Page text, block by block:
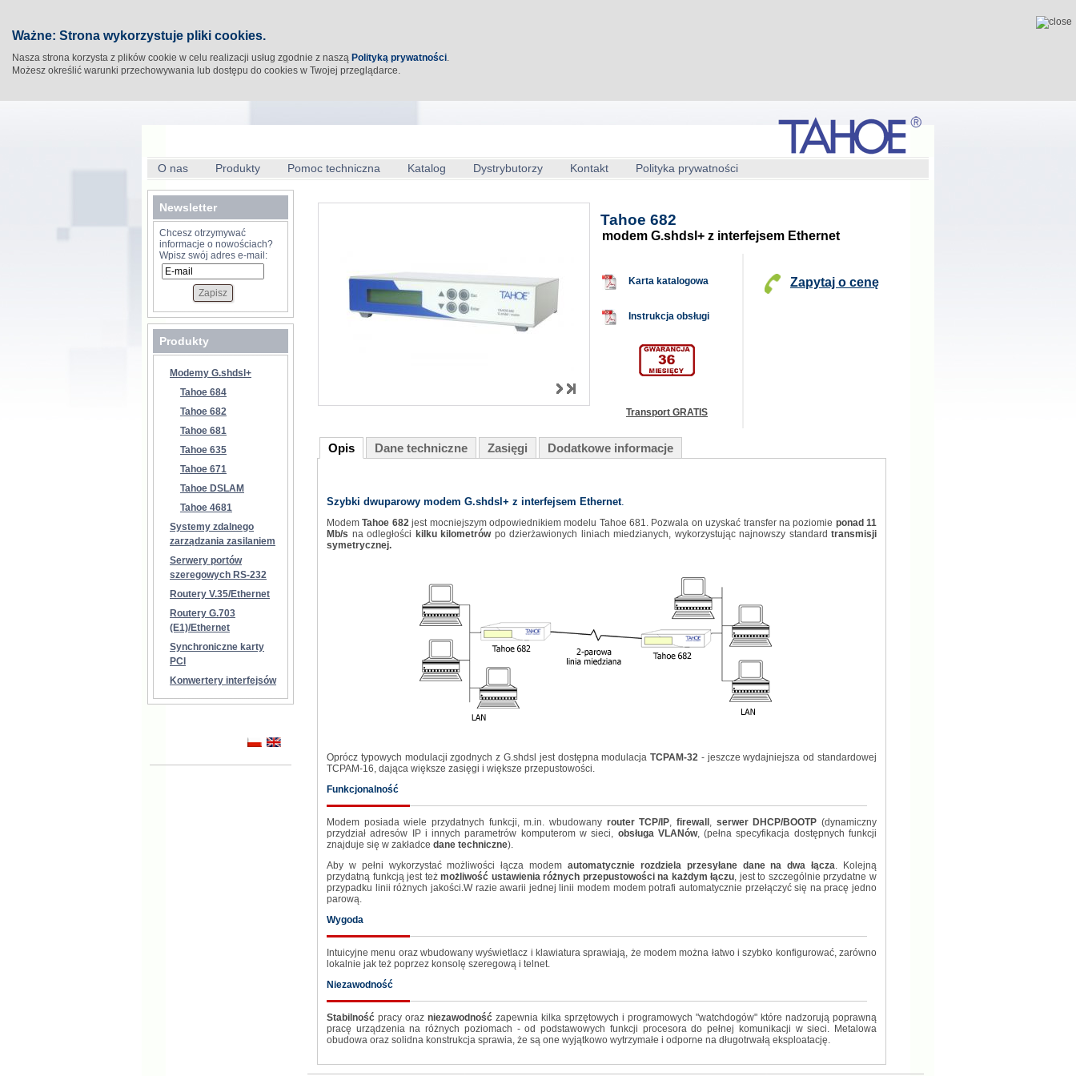
Ważne: Strona wykorzystuje pliki cookies.
Nasza strona korzysta z plików cookie w celu realizacji usług zgodnie z naszą Polityką prywatności.
Możesz określić warunki przechowywania lub dostępu do cookies w Twojej przeglądarce.
O nas Produkty Pomoc techniczna Katalog Dystrybutorzy Kontakt Polityka prywatności
Newsletter
Chcesz otrzymywać
informacje o nowościach?
Wpisz swój adres e-mail:
Produkty
Modemy G.shdsl+
Tahoe 684
Tahoe 682
Tahoe 681
Tahoe 635
Tahoe 671
Tahoe DSLAM
Tahoe 4681
Systemy zdalnego
zarządzania zasilaniem
Serwery portów
szeregowych RS-232
Routery V.35/Ethernet
Routery G.703
(E1)/Ethernet
Synchroniczne karty
PCI
Konwertery interfejsów
Tahoe 682
modem G.shdsl+ z interfejsem Ethernet
Karta katalogowa
Instrukcja obsługi
Transport GRATIS
Zapytaj o cenę
Opis Dane techniczne Zasięgi Dodatkowe informacje
Szybki dwuparowy modem G.shdsl+ z interfejsem Ethernet.
ModemTahoe 682jest mocniejszym odpowiednikiem modelu Tahoe 681. Pozwala on uzyskać transfer na poziomie ponad 11
Mb/s na odległości kilku kilometrówpo dzierżawionych liniach miedzianych, wykorzystując najnowszy standard transmisji
symetrycznej.
Oprócz typowych modulacji zgodnych z G.shdsl jest dostępna modulacjaTCPAM-32 - jeszcze wydajniejsza od standardowej
TCPAM-16, dająca większe zasięgi i większe przepustowości.
Funkcjonalność
Modem posiada wiele przydatnych funkcji, m.in. wbudowany router TCP/IP,firewall , serwer DHCP/BOOTP (dynamiczny
przydział adresów IP i innych parametrów komputerom w sieci, obsługa VLANów, (pełna specyfikacja dostępnych funkcji
znajduje się w zakładce dane techniczne).
Aby w pełni wykorzystać możliwości łącza modem automatycznie rozdziela przesyłane dane na dwa łącza. Kolejną
przydatną funkcją jest teżmożliwość ustawienia różnych przepustowości na każdym łączu, jest to szczególnie przydatne w
przypadku linii różnych jakości.W razie awarii jednej linii modem modem potrafi automatycznie przełączyć się na pracę jedno
parową.
Wygoda
Intuicyjne menu oraz wbudowany wyświetlacz i klawiatura sprawiają, że modem można łatwo i szybko konfigurować, zarówno
lokalnie jak też poprzez konsolę szeregową i telnet.
Niezawodność
Stabilność pracy oraz niezawodność zapewnia kilka sprzętowych i programowych "watchdogów" które nadzorują poprawną
pracę urządzenia na różnych poziomach - od podstawowych funkcji procesora do pełnej komunikacji w sieci. Metalowa
obudowa oraz solidna konstrukcja sprawia, że są one wyjątkowo wytrzymałe i odporne na długotrwałą eksploatację.